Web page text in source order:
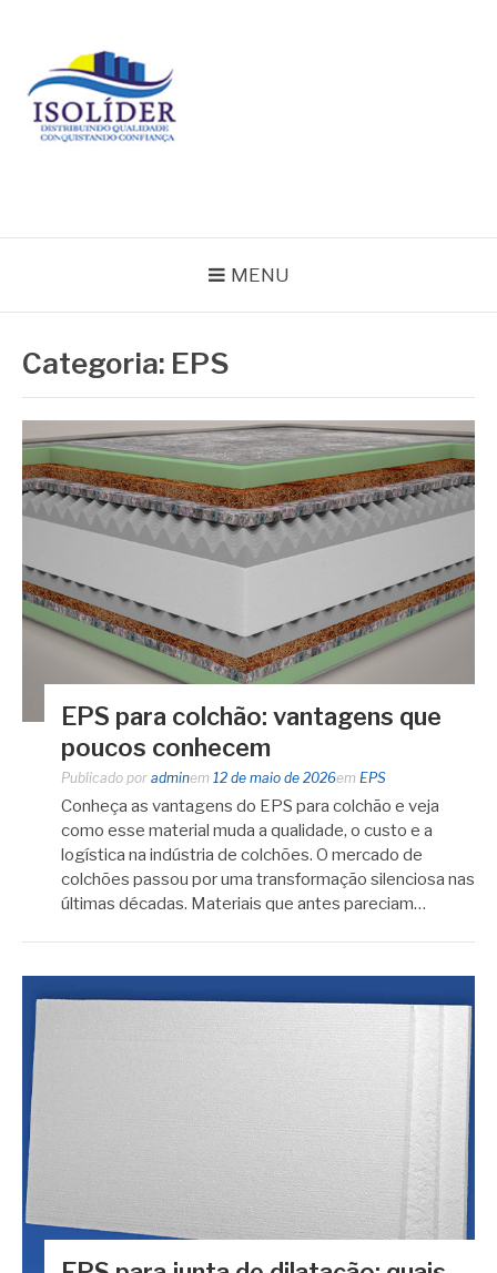
conteúdo
MENU
Categoria: EPS
EPS para colchão: vantagens que
poucos conhecem
Publicado por adminem 12 de maio de 2026em EPS
Conheça as vantagens do EPS para colchão e veja
como esse material muda a qualidade, o custo e a
logística na indústria de colchões. O mercado de
colchões passou por uma transformação silenciosa nas
últimas décadas. Materiais que antes pareciam…